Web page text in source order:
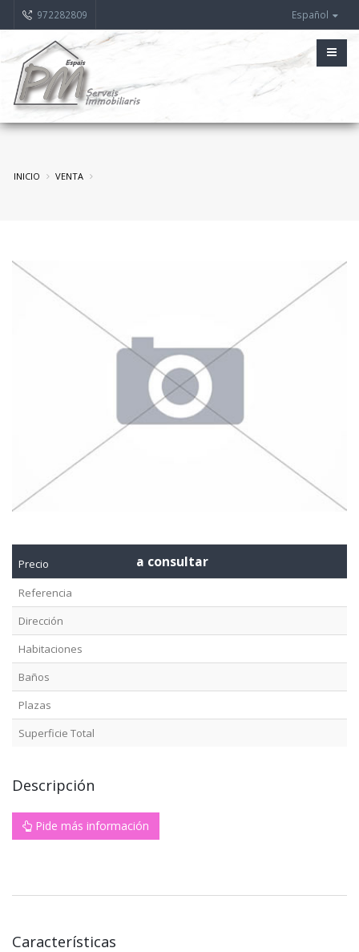
972282809 Español
INICIO VENTA
Precio a consultar
Referencia
Dirección
Habitaciones
Baños
Plazas
Superficie Total
Descripción
Pide más información
Características